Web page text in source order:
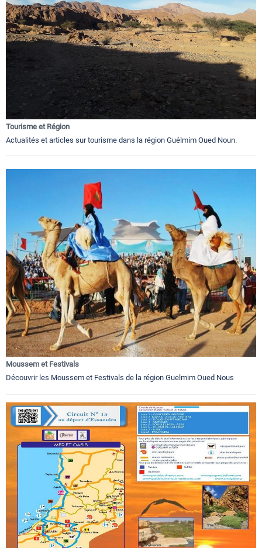
Tourisme et Région
Actualités et articles sur tourisme dans la région Guélmim Oued Noun.
Moussem et Festivals
Découvrir les Moussem et Festivals de la région Guelmim Oued Nous